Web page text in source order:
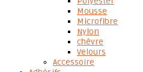
Mousse
Microfibre
Nylon
chèvre
Velours
Accessoire